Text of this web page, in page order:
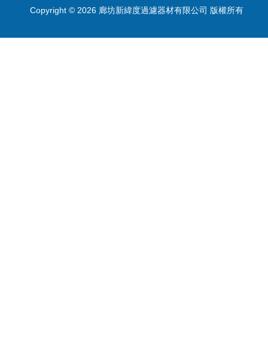
Copyright © 2026 廊坊新緯度過濾器材有限公司 版權所有